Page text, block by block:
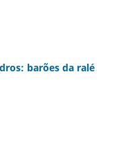
barões da ralé